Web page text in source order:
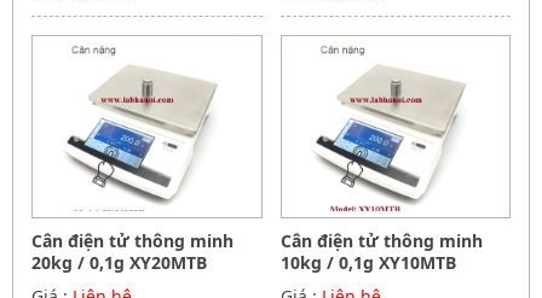
Cân điện tử thông minh
20kg / 0,1g XY20MTB
Cân điện tử thông minh
10kg / 0,1g XY10MTB